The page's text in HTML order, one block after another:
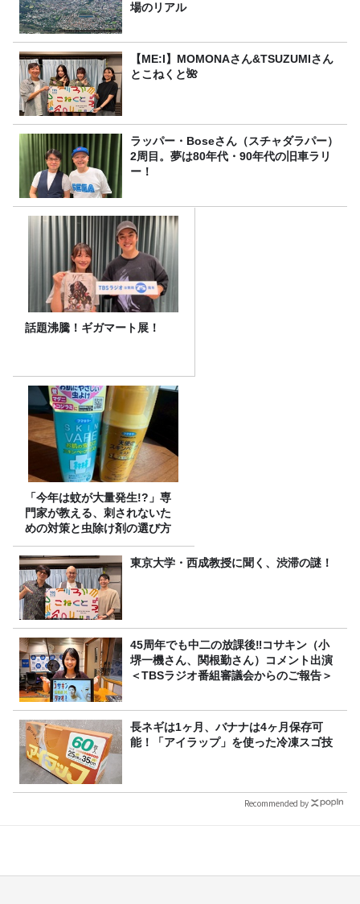
場のリアル
【ME:I】MOMONAさん&TSUZUMIさん
とこねくと🌺
ラッパー・Boseさん（スチャダラパー）
2周目。夢は80年代・90年代の旧車ラリ
ー！
話題沸騰！ギガマート展！
「今年は蚊が大量発生!?」専
門家が教える、刺されないた
めの対策と虫除け剤の選び方
東京大学・西成教授に聞く、渋滞の謎！
45周年でも中二の放課後‼コサキン（小
堺一機さん、関根勤さん）コメント出演
＜TBSラジオ番組審議会からのご報告＞
長ネギは1ヶ月、バナナは4ヶ月保存可
能！「アイラップ」を使った冷凍スゴ技
Recommended by